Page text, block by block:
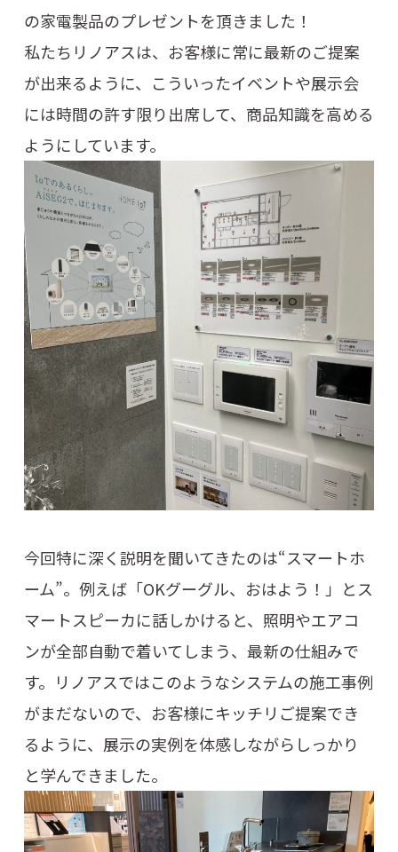
の家電製品のプレゼントを頂きました！
私たちリノアスは、お客様に常に最新のご提案
が出来るように、こういったイベントや展示会
には時間の許す限り出席して、商品知識を高める
ようにしています。
今回特に深く説明を聞いてきたのは“スマートホ
ーム”。例えば「OKグーグル、おはよう！」とス
マートスピーカに話しかけると、照明やエアコ
ンが全部自動で着いてしまう、最新の仕組みで
す。リノアスではこのようなシステムの施工事例
がまだないので、お客様にキッチリご提案でき
るように、展示の実例を体感しながらしっかり
と学んできました。